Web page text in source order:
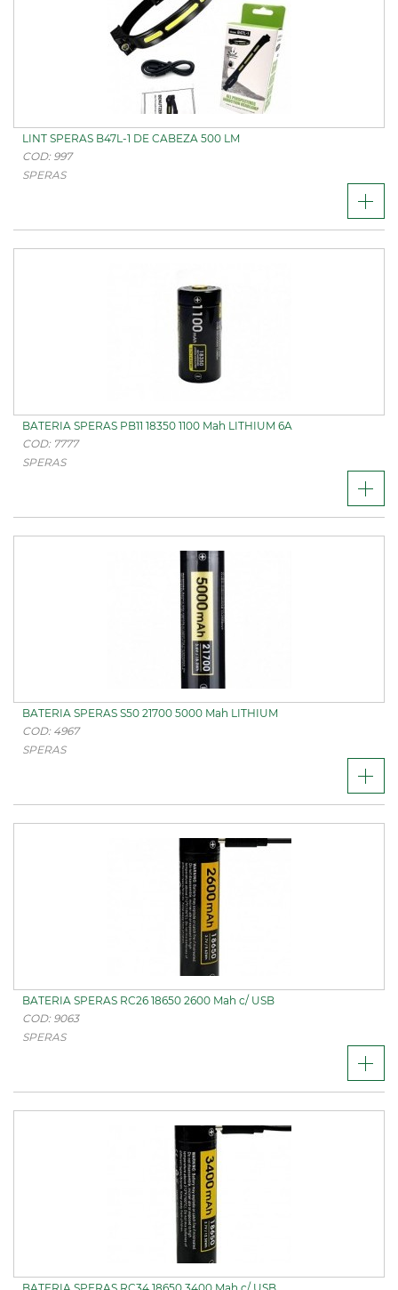
LINT SPERAS B47L-1 DE CABEZA 500 LM
COD: 997
SPERAS
BATERIA SPERAS PB11 18350 1100 Mah LITHIUM 6A
COD: 7777
SPERAS
BATERIA SPERAS S50 21700 5000 Mah LITHIUM
COD: 4967
SPERAS
BATERIA SPERAS RC26 18650 2600 Mah c/ USB
COD: 9063
SPERAS